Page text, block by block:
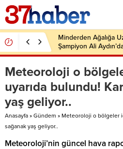
Minderden Ağalığa
Şampiyon Ali
Dönüş
Meteoroloji o
uyarıda bulundu!
yaş geliyor..
Anasayfa » Gündem » Meteoroloji o bölgeler
sağanak yaş geliyor..
Meteoroloji’nin güncel hava